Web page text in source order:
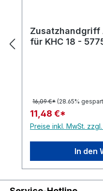
Zusatzhandgriff
für KHC 18 -
16,09 €* (28.65%
11,48 €*
Preise inkl. MwSt.
In den